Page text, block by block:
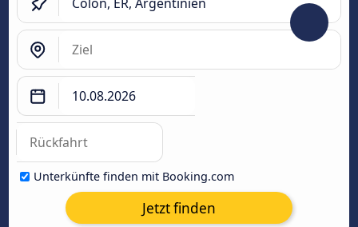
Unterkünfte finden mit Booking.com
Jetzt finden